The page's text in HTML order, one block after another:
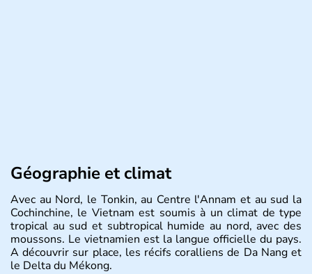
Géographie et climat
Avec au Nord, le Tonkin, au Centre l'Annam et au sud la
Cochinchine, le Vietnam est soumis à un climat de type
tropical au sud et subtropical humide au nord, avec des
moussons. Le vietnamien est la langue officielle du pays.
A découvrir sur place, les récifs coralliens de Da Nang et
le Delta du Mékong.